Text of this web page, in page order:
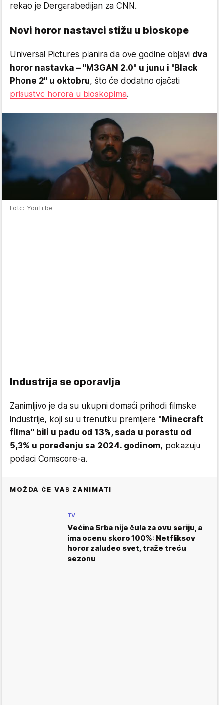
rekao je Dergarabedijan za CNN.
Novi horor nastavci stižu u bioskope
Universal Pictures planira da ove godine objavi dva
horor nastavka – "M3GAN 2.0" u junu i "Black
Phone 2" u oktobru, što će dodatno ojačati
prisustvo horora u bioskopima.
Foto: YouTube
Industrija se oporavlja
Zanimljivo je da su ukupni domaći prihodi filmske
industrije, koji su u trenutku premijere "Minecraft
filma" bili u padu od 13%, sada u porastu od
5,3% u poređenju sa 2024. godinom, pokazuju
podaci Comscore-a.
MOŽDA ĆE VAS ZANIMATI
TV
Većina Srba nije čula za ovu seriju, a
ima ocenu skoro 100%: Netfliksov
horor zaludeo svet, traže treću
sezonu